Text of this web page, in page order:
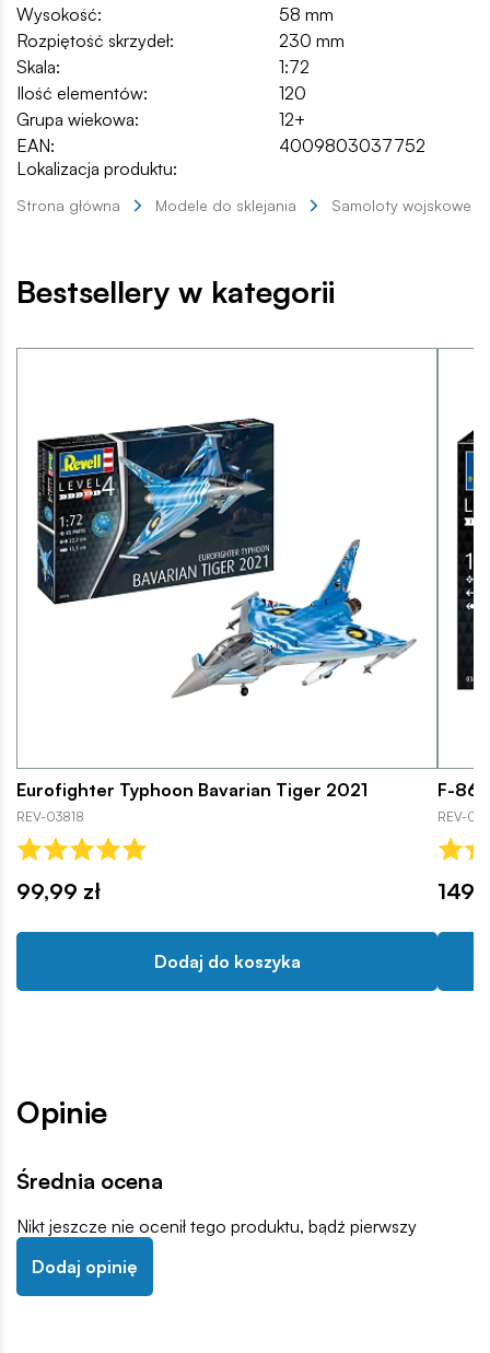
Wysokość:
58 mm
Rozpiętość skrzydeł:
230 mm
Skala:
1:72
Ilość elementów:
120
Grupa wiekowa:
12+
EAN:
4009803037752
Lokalizacja produktu:
Strona główna Modele do sklejania Samoloty wojskowe
Bestsellery w kategorii
Eurofighter Typhoon Bavarian Tiger 2021
REV-03818
99,99 zł
Dodaj do koszyka
F-
REV-
Opinie
Średnia ocena
Nikt jeszcze nie ocenił tego produktu, bądź pierwszy
Dodaj opinię